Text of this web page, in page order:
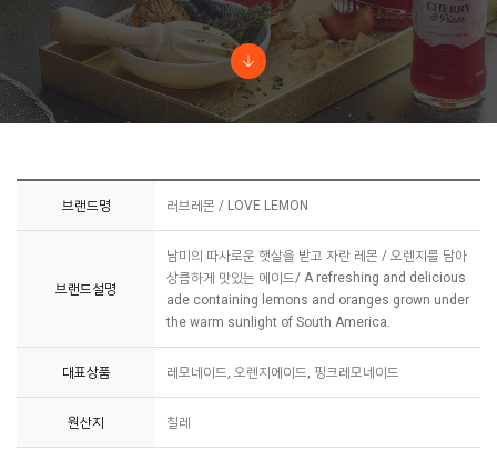
브랜드명 러브레몬 / LOVE LEMON
브랜드설명
남미의 따사로운 햇살을 받고 자란 레몬 / 오렌지를 담아
상큼하게 맛있는 에이드/ A refreshing and delicious
ade containing lemons and oranges grown under
the warm sunlight of South America.
대표상품 레모네이드, 오렌지에이드, 핑크레모네이드
원산지 칠레